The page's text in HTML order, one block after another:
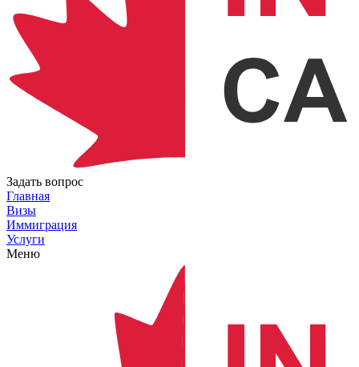
Задать вопрос
Главная
Визы
Иммиграция
Услуги
Меню